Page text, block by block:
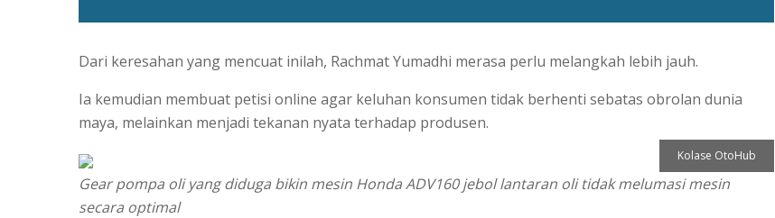
Dari keresahan yang mencuat inilah, Rachmat Yumadhi merasa perlu melangkah lebih jauh.
Ia kemudian membuat petisi online agar keluhan konsumen tidak berhenti sebatas obrolan dunia
maya, melainkan menjadi tekanan nyata terhadap produsen.
Kolase OtoHub
Gear pompa oli yang diduga bikin mesin Honda ADV160 jebol lantaran oli tidak melumasi mesin
secara optimal